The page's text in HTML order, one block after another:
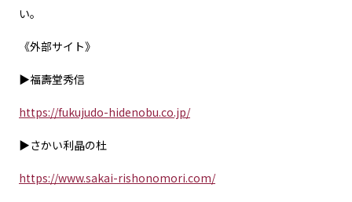
い。
《外部サイト》
▶福壽堂秀信
https://fukujudo-hidenobu.co.jp/
▶さかい利晶の杜
https://www.sakai-rishonomori.com/